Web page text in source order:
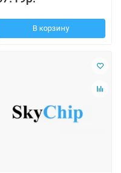
В корзину